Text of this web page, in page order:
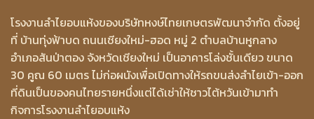
โรงงานลำไยอบแห้งของบริษัทหงษ์ไทยเกษตรพัฒนาจำกัด ตั้งอยู่
ที่ บ้านทุ่งฟ้าบด ถนนเชียงใหม่-ฮอด หมู่ 2 ตำบลบ้านหูกลาง
อำเภอสันป่าตอง จังหวัดเชียงใหม่ เป็นอาคารโล่งชั้นเดียว ขนาด
30 คูณ 60 เมตร ไม่ก่อผนังเพื่อเปิดทางให้รถขนส่งลำไยเข้า-ออก
ที่ดินเป็นของคนไทยรายหนึ่งแต่ได้เช่าให้ชาวไต้หวันเข้ามาทำ
กิจการโรงงานลำไยอบแห้ง